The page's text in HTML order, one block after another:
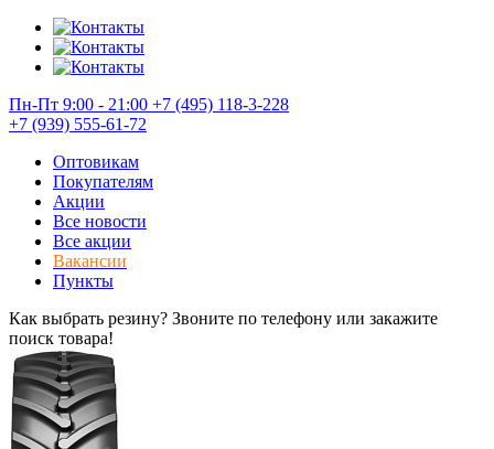
Пн-Пт 9:00 - 21:00 +7 (495) 118-3-228
+7 (939) 555-61-72
Оптовикам
Покупателям
Акции
Все новости
Все акции
Вакансии
Пункты
Как выбрать резину? Звоните по телефону или закажите
поиск товара!